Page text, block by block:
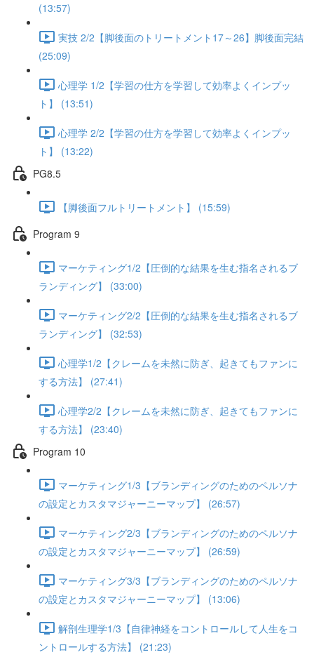
(13:57)
実技 2/2【脚後面のトリートメント17～26】脚後面完結
(25:09)
心理学 1/2【学習の仕方を学習して効率よくインプッ
ト】 (13:51)
心理学 2/2【学習の仕方を学習して効率よくインプッ
ト】 (13:22)
PG8.5
【脚後面フルトリートメント】 (15:59)
Program 9
マーケティング1/2【圧倒的な結果を生む指名されるブ
ランディング】 (33:00)
マーケティング2/2【圧倒的な結果を生む指名されるブ
ランディング】 (32:53)
心理学1/2【クレームを未然に防ぎ、起きてもファンに
する方法】 (27:41)
心理学2/2【クレームを未然に防ぎ、起きてもファンに
する方法】 (23:40)
Program 10
マーケティング1/3【ブランディングのためのペルソナ
の設定とカスタマジャーニーマップ】 (26:57)
マーケティング2/3【ブランディングのためのペルソナ
の設定とカスタマジャーニーマップ】 (26:59)
マーケティング3/3【ブランディングのためのペルソナ
の設定とカスタマジャーニーマップ】 (13:06)
解剖生理学1/3【自律神経をコントロールして人生をコ
ントロールする方法】 (21:23)